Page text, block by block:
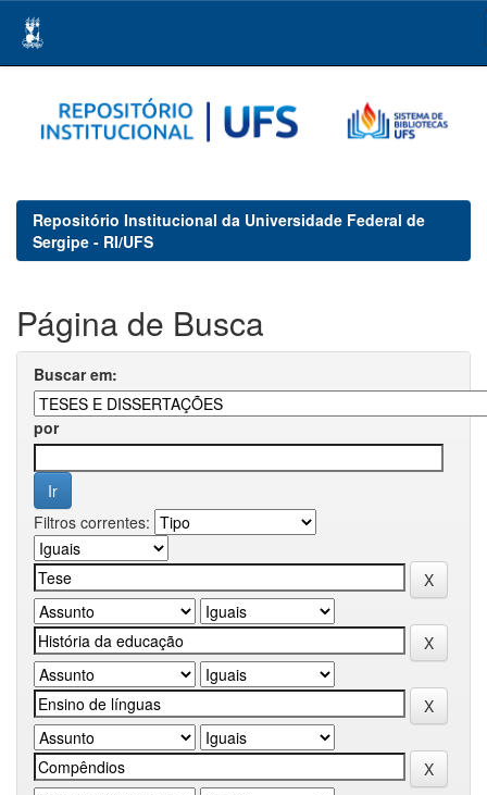
navigation
Repositório Institucional da Universidade Federal de
Sergipe - RI/UFS
Página de Busca
Buscar em:
por
Filtros correntes: